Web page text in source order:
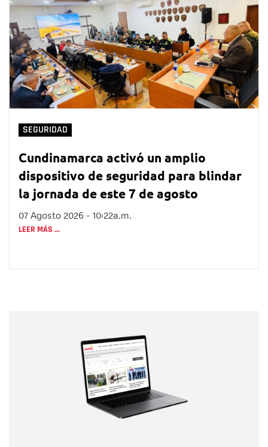
SEGURIDAD
Cundinamarca activó un amplio
dispositivo de seguridad para blindar
la jornada de este 7 de agosto
07 Agosto 2026 - 10:22a.m.
LEER MÁS ...
Correo electrónico
Tipo de comentario